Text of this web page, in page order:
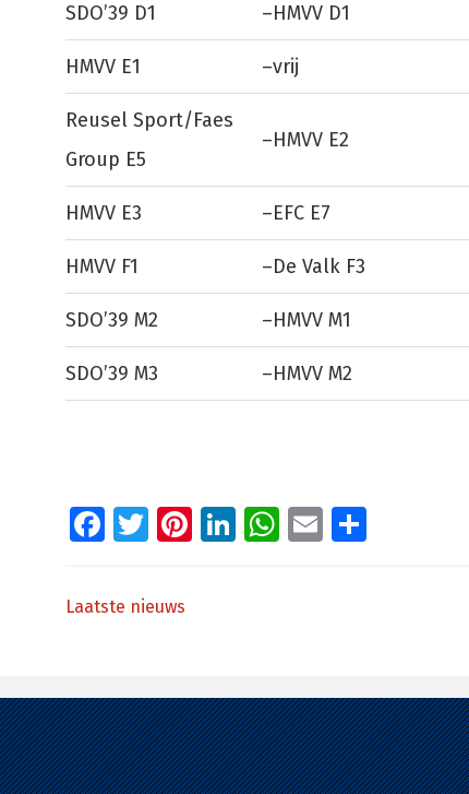
SDO’39 D1 –HMVV D1
HMVV E1 –vrij
Reusel Sport/Faes
Group E5
–HMVV E2
HMVV E3 –EFC E7
HMVV F1 –De Valk F3
SDO’39 M2 –HMVV M1
SDO’39 M3 –HMVV M2
Facebook
Twitter
Pinterest
LinkedIn
WhatsApp
Email
Laatste nieuws